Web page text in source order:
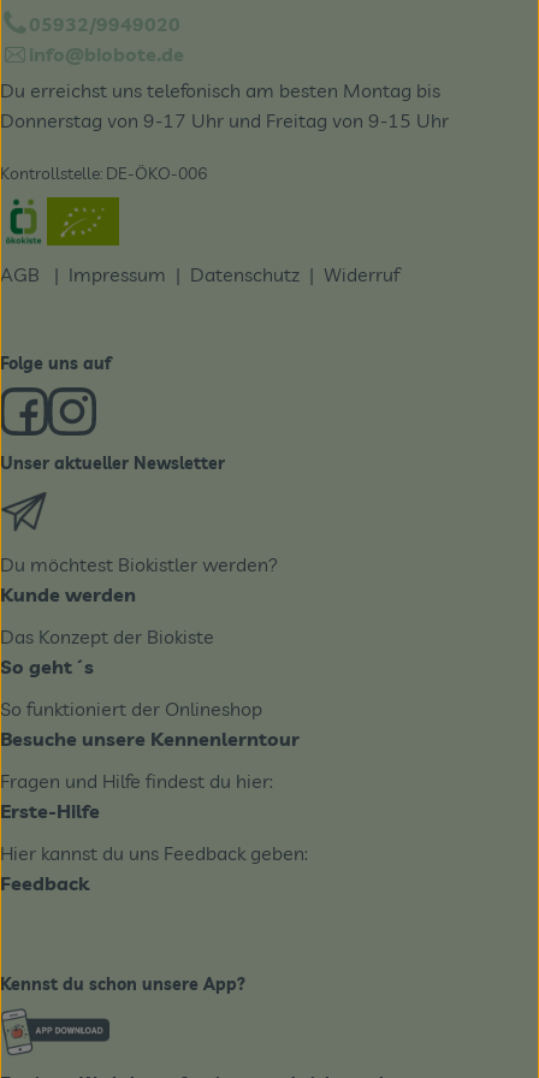
05932/9949020
info@biobote.de
Du erreichst uns telefonisch am besten Montag bis
Donnerstag von 9-17 Uhr und Freitag von 9-15 Uhr
Kontrollstelle: DE-ÖKO-006
Externer Link zu https://www.oekokiste.de/
AGB | Impressum | Datenschutz | Widerruf
Folge uns auf
Externer Link zu https://www.facebook.com/derBiobote/
Externer Link zu https://www.instagram.com/
Unser aktueller Newsletter
Du möchtest Biokistler werden?
Kunde werden
Das Konzept der Biokiste
So geht´s
So funktioniert der Onlineshop
Besuche unsere Kennenlerntour
Fragen und Hilfe findest du hier:
Erste-Hilfe
Hier kannst du uns Feedback geben:
Feedback
Kennst du schon unsere App?
Externer Link zu https://www.biobote-